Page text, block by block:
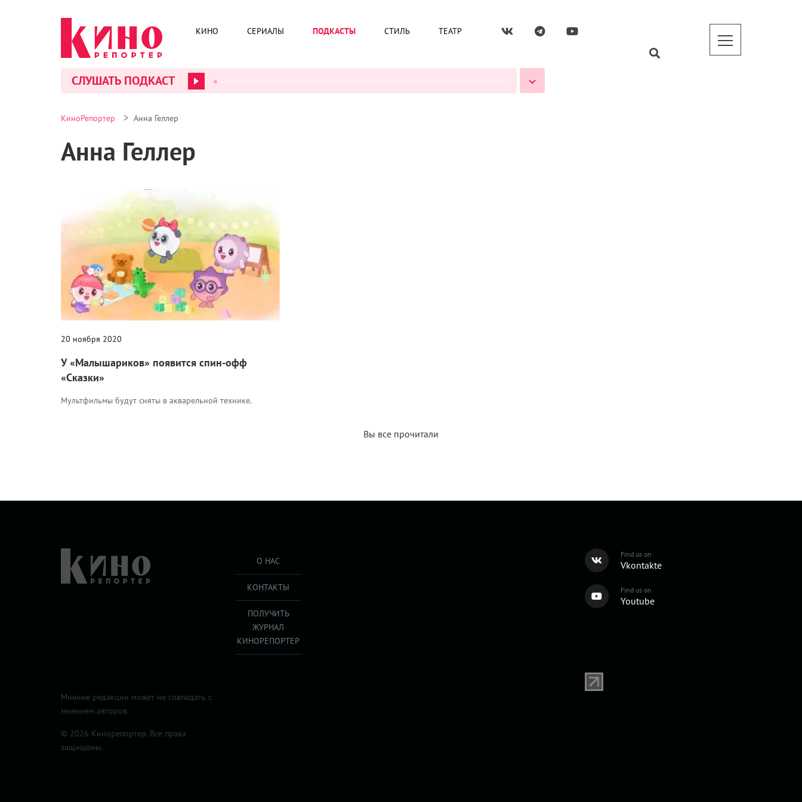
КИНО СЕРИАЛЫ ПОДКАСТЫ СТИЛЬ ТЕАТР
СЛУШАТЬ ПОДКАСТ
КиноРепортер > Анна Геллер
Анна Геллер
Новости
20 ноября 2020
У «Малышариков» появится спин-офф
«Сказки»
Мультфильмы будут сняты в акварельной технике.
Вы все прочитали
О НАС
КОНТАКТЫ
ПОЛУЧИТЬ
ЖУРНАЛ
КИНОРЕПОРТЕР
Find us on
Vkontakte
Find us on
Youtube
Мнение редакции может не совпадать с
мнением авторов.
© 2026 Кинорепортер. Все права
защищены.